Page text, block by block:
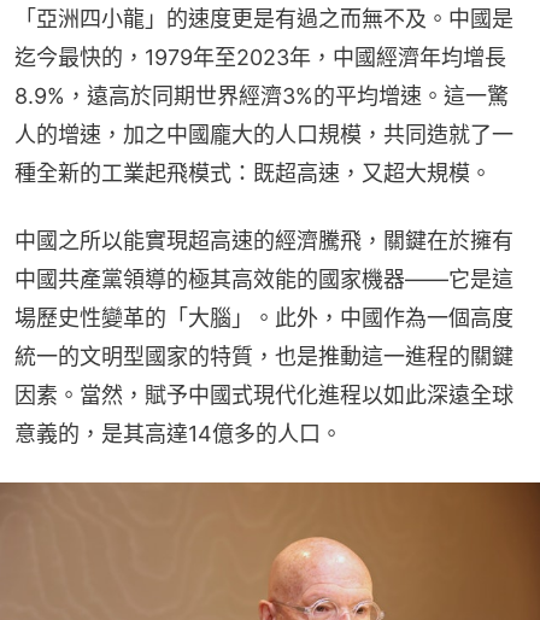
「亞洲四小龍」的速度更是有過之而無不及。中國是
迄今最快的，1979年至2023年，中國經濟年均增長
8.9%，遠高於同期世界經濟3%的平均增速。這一驚
人的增速，加之中國龐大的人口規模，共同造就了一
種全新的工業起飛模式：既超高速，又超大規模。
中國之所以能實現超高速的經濟騰飛，關鍵在於擁有
中國共產黨領導的極其高效能的國家機器——它是這
場歷史性變革的「大腦」。此外，中國作為一個高度
統一的文明型國家的特質，也是推動這一進程的關鍵
因素。當然，賦予中國式現代化進程以如此深遠全球
意義的，是其高達14億多的人口。